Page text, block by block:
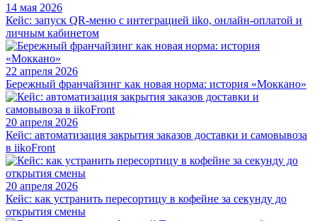
14 мая 2026
Кейс: запуск QR-меню с интеграцией iiko, онлайн-оплатой и
личным кабинетом
22 апреля 2026
Бережный франчайзинг как новая норма: история «Моккано»
20 апреля 2026
Кейс: автоматизация закрытия заказов доставки и самовывоза
в iikoFront
20 апреля 2026
Кейс: как устранить пересортицу в кофейне за секунду до
открытия смены